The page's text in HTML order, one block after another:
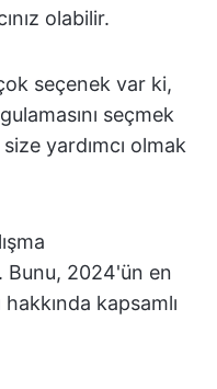
olabilir.
seçenek var ki,
seçmek
yardımcı olmak
Bunu, 2024'ün en
kapsamlı